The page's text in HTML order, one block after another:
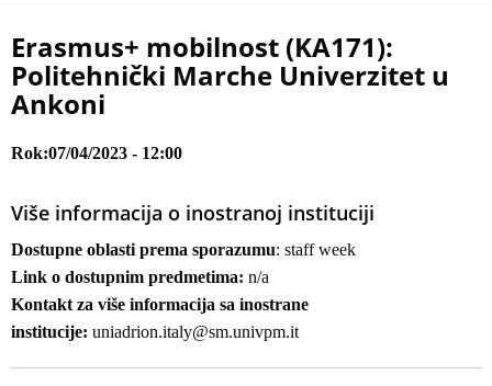
Erasmus+ mobilnost (KA171):
Politehnički Marche Univerzitet u
Ankoni
Rok 07/04/2023 - 12:00
Više informacija o inostranoj instituciji
Dostupne oblasti prema sporazumu: staff week
Link o dostupnim predmetima: n/a
Kontakt za više informacija sa inostrane
institucije: uniadrion.italy@sm.univpm.it